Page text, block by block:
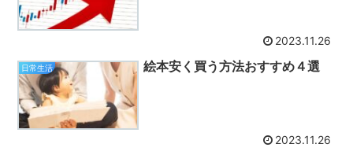
2023.11.26
日常生活 絵本安く買う方法おすすめ４選
2023.11.26